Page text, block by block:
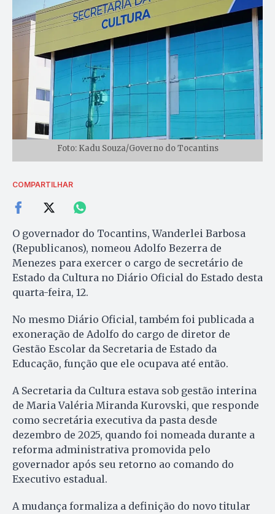
Foto: Kadu Souza/Governo do Tocantins
COMPARTILHAR
O governador do Tocantins, Wanderlei Barbosa
(Republicanos), nomeou Adolfo Bezerra de
Menezes para exercer o cargo de secretário de
Estado da Cultura no Diário Oficial do Estado desta
quarta-feira, 12.
No mesmo Diário Oficial, também foi publicada a
exoneração de Adolfo do cargo de diretor de
Gestão Escolar da Secretaria de Estado da
Educação, função que ele ocupava até então.
A Secretaria da Cultura estava sob gestão interina
de Maria Valéria Miranda Kurovski, que responde
como secretária executiva da pasta desde
dezembro de 2025, quando foi nomeada durante a
reforma administrativa promovida pelo
governador após seu retorno ao comando do
Executivo estadual.
A mudança formaliza a definição do novo titular